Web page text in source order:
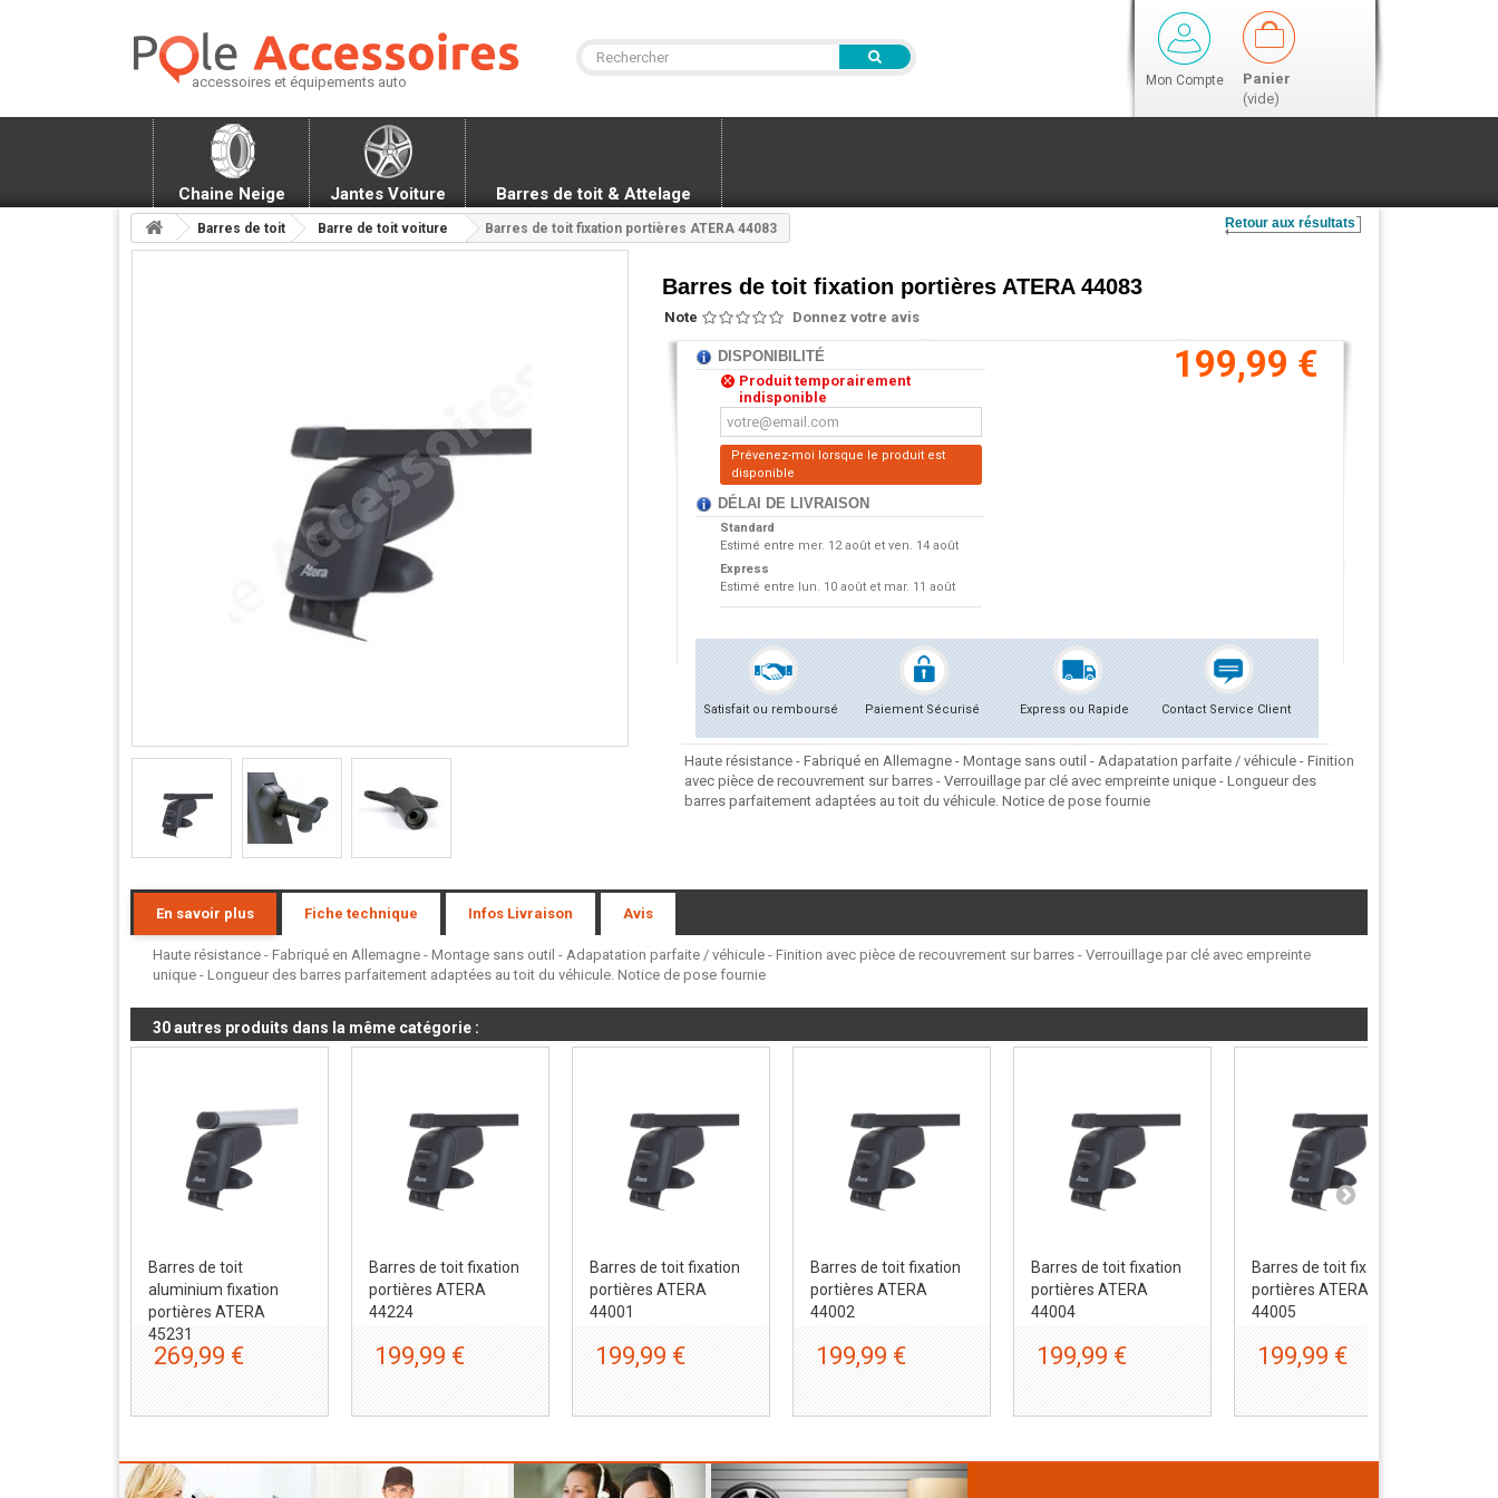
accessoires et équipements auto Mon Compte
Panier
(vide)
Chaine Neige Jantes Voiture Barres de toit & Attelage
Barres de toit Barre de toit voiture Barres de toit fixation portières ATERA 44083 Retour aux résultats
Barres de toit fixation portières ATERA 44083
Note Donnez votre avis
DISPONIBILITÉ
Produit temporairement
indisponible
Prévenez-moi lorsque le produit est
disponible
DÉLAI DE LIVRAISON
Standard
Estimé entre mer. 12 août et ven. 14 août
Express
Estimé entre lun. 10 août et mar. 11 août
199,99 €
Satisfait ou remboursé Paiement Sécurisé Express ou Rapide Contact Service Client
Haute résistance - Fabriqué en Allemagne - Montage sans outil - Adapatation parfaite / véhicule - Finition
avec pièce de recouvrement sur barres - Verrouillage par clé avec empreinte unique - Longueur des
barres parfaitement adaptées au toit du véhicule. Notice de pose fournie
En savoir plus Fiche technique Infos Livraison Avis
Haute résistance - Fabriqué en Allemagne - Montage sans outil - Adapatation parfaite / véhicule - Finition avec pièce de recouvrement sur barres - Verrouillage par clé avec empreinte
unique - Longueur des barres parfaitement adaptées au toit du véhicule. Notice de pose fournie
30 autres produits dans la même catégorie :
Barres de toit
aluminium fixation
portières ATERA
45231
269,99 €
Barres de toit fixation
portières ATERA
44224
199,99 €
Barres de toit fixation
portières ATERA
44001
199,99 €
Barres de toit fixation
portières ATERA
44002
199,99 €
Barres de toit fixation
portières ATERA
44004
199,99 €
Barres de toit fixation
portières ATERA
44005
199,99 €